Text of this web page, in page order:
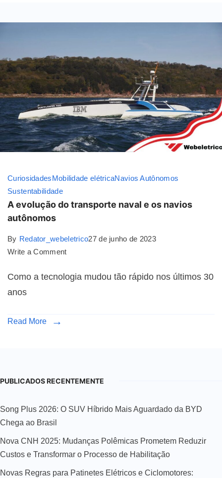
CuriosidadesMobilidade elétricaNavios Autônomos
Sustentabilidade
A evolução do transporte naval e os navios
autônomos
By Redator_webeletrico27 de junho de 2023
Write a Comment
Como a tecnologia mudou tão rápido nos últimos 30
anos
Read More
PUBLICADOS RECENTEMENTE
Song Plus 2026: O SUV Híbrido Mais Aguardado da BYD
Chega ao Brasil
Nova CNH 2025: Mudanças Polêmicas Prometem Reduzir
Custos e Transformar o Processo de Habilitação
Novas Regras para Patinetes Elétricos e Ciclomotores: